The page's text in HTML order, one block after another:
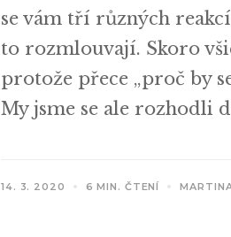
se vám tří různých
to rozmlouvají. Skoro
protože přece „proč by
My jsme se ale rozhodli
14. 3. 2020 6 MIN. ČTENÍ